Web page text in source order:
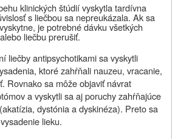
klinických štúdií vyskytla tardívna
s liečbou sa nepreukázala. Ak sa
je potrebné dávku všetkých
liečbu prerušiť.
liečby antipsychotikami sa vyskytli
ktoré zahŕňali nauzeu, vracanie,
Rovnako sa môže objaviť návrat
a vyskytli sa aj poruchy zahŕňajúce
dystónia a dyskinéza). Preto sa
lieku.